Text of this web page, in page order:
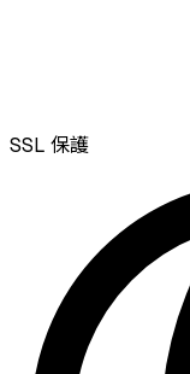
SSL 保護